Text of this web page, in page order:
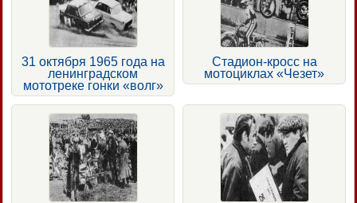
31 октября 1965 года на
ленинградском
мототреке гонки «волг»
Стадион-кросс на
мотоциклах «Чезет»